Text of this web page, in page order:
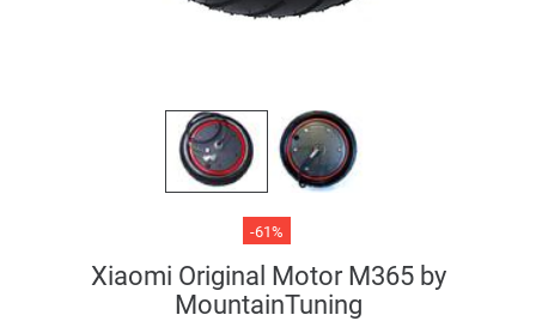
-61%
Xiaomi Original Motor M365 by
MountainTuning